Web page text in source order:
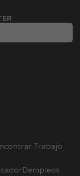
Trabajo